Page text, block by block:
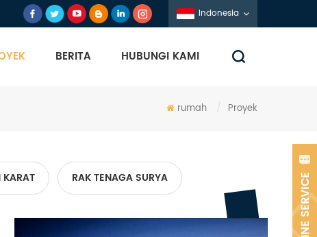
Indonesia
BERITA HUBUNGI KAMI
rumah / Proyek
RAK TENAGA SURYA